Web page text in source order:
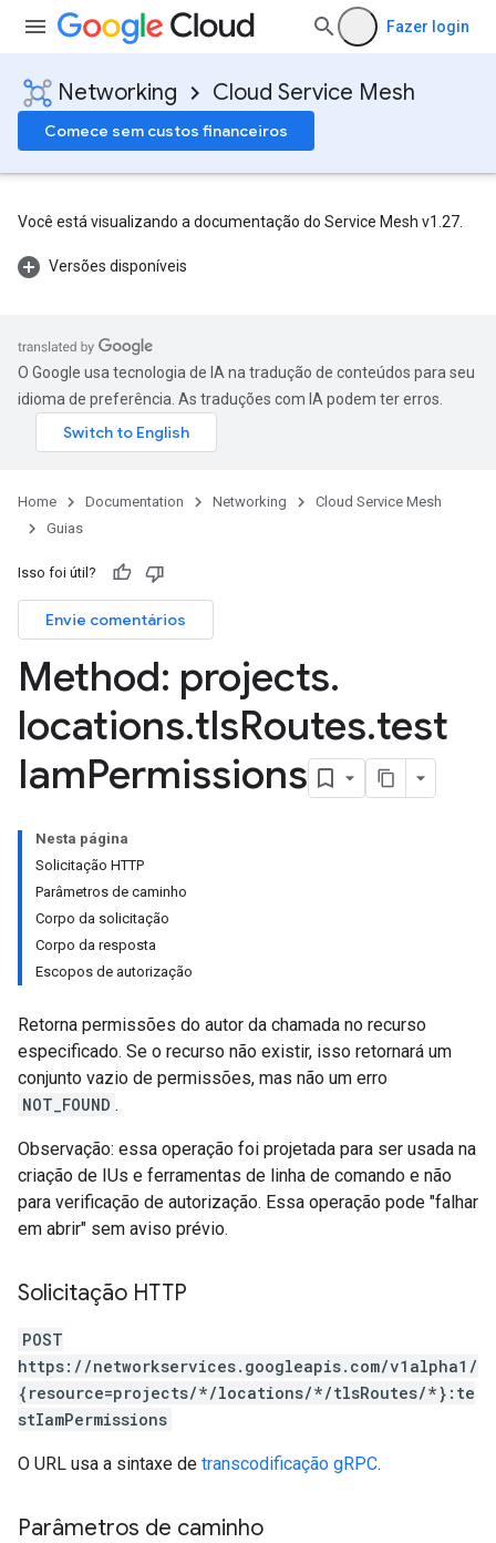
Fazer login
Networking Cloud Service Mesh
Comece sem custos financeiros
Você está visualizando a documentação do Service Mesh v1.27.
Versões disponíveis
O Google usa tecnologia de IA na tradução de conteúdos para seu
idioma de preferência. As traduções com IA podem ter erros.
Home Documentation Networking
Cloud Service Mesh
Guias
Isso foi útil?
Envie comentários
Method: projects.
locations.tlsRoutes.test
IamPermissions
Nesta página
Solicitação HTTP
Parâmetros de caminho
Corpo da solicitação
Corpo da resposta
Escopos de autorização
Retorna permissões do autor da chamada no recurso
especificado. Se o recurso não existir, isso retornará um
conjunto vazio de permissões, mas não um erro
NOT_FOUND .
Observação: essa operação foi projetada para ser usada na
criação de IUs e ferramentas de linha de comando e não
para verificação de autorização. Essa operação pode "falhar
em abrir" sem aviso prévio.
Solicitação HTTP
POST
https://networkservices.googleapis.com/v1alpha1/
{resource=projects/*/locations/*/tlsRoutes/*}:te
stIamPermissions
O URL usa a sintaxe de transcodificação gRPC.
Parâmetros de caminho